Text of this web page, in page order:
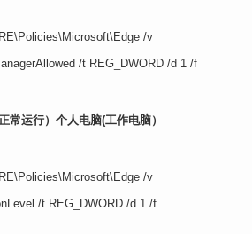
/v
/t REG_DWORD /d 1 /f
常运行） 个人电脑(工作电脑）
/v
/t REG_DWORD /d 1 /f